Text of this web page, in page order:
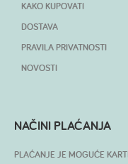
KAKO KUPOVATI
DOSTAVA
PRAVILA PRIVATNOSTI
NOVOSTI
NAČINI PLAĆANJA
PLAĆANJE JE MOGUĆE